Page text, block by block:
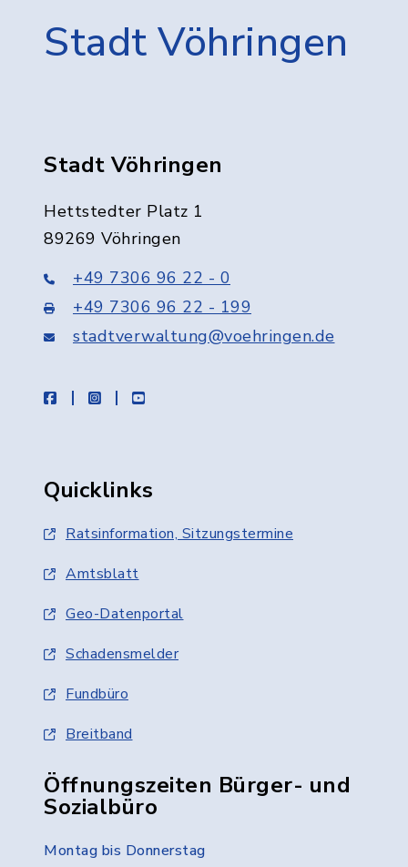
Stadt Vöhringen
Stadt Vöhringen
Hettstedter Platz 1
89269 Vöhringen
+49 7306 96 22 - 0
+49 7306 96 22 - 199
stadtverwaltung@voehringen.de
facebookinstagramyoutube
Quicklinks
Ratsinformation, Sitzungstermine
Amtsblatt
Geo-Datenportal
Schadensmelder
Fundbüro
Breitband
Öffnungszeiten Bürger- und
Sozialbüro
Montag bis Donnerstag